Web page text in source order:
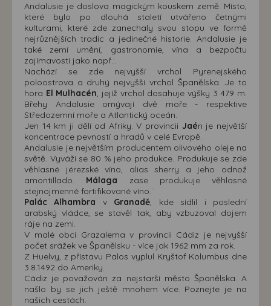
Andalusie je doslova magickým kouskem země. Místo,
které bylo po dlouhá staletí utvářeno četnými
kulturami, které zde zanechaly svou stopu ve formě
nejrůznějších tradic a jedinečné historie. Andalusie je
také zemí umění, gastronomie, vína a bezpočtu
zajímavostí jako např.:.
Nachází se zde nejvyšší vrchol Pyrenejského
poloostrova a druhý nejvyšší vrchol Španělska. Je to
hora El Mulhacén, jejíž vrchol dosahuje výšky 3 479 m.
Břehy Andalusie omývají dvě moře - respektive
Středozemní moře a Atlantický oceán.
Jen 14 km ji dělí od Afriky. V provincii Jaén je největší
koncentrace pevností a hradů v celé Evropě.
Andalusie je největším producentem olivového oleje na
světě. Vyváží se 80 % jeho produkce. Produkuje se zde
věhlasné jérezské víno, alias sherry a jeho odnož
amontillado. Málaga zase produkuje věhlasné
stejnojmenné fortifikované víno.¨
Palác Alhambra v Granadě, kde sídlil i poslední
arabský vládce, se stavěl tak, aby vzbuzoval dojem
ráje na zemi.
V malé obci Grazalema v provincii Cádiz je nejvyšší
počet srážek ve Španělsku - více jak 1962 mm za rok.
Z Huelvy, z přístavu Palos vyplul Kryštof Kolumbus dne
3.8.1492 do Ameriky.
Cádiz je považován za nejstarší město Španělska. A
našlo by se jich ještě mnohem více. Poznejte je na
našich cestách.